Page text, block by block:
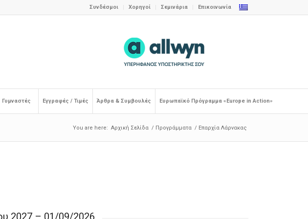
Συνδέσμοι Χορηγοί Σεμινάρια Επικοινωνία
Γυμναστές Εγγραφές / Τιμές Άρθρα & Συμβουλές Ευρωπαϊκό Πρόγραμμα «Europe in Action»
You are here: Αρχική Σελίδα / Προγράμματα / Επαρχία Λάρνακας
2027 – 01/09/2026